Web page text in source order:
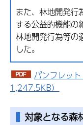
また、林地開発行
する公益的機能の
林地開発行為等の
した。
パンフレッ
1,247.5KB）
対象となる森